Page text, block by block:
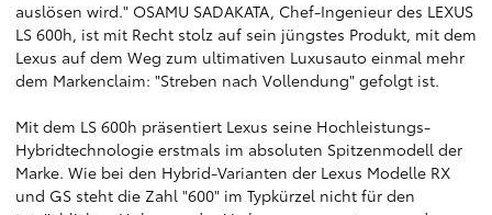
auslösen wird." OSAMU SADAKATA, Chef-Ingenieur des LEXUS
LS 600h, ist mit Recht stolz auf sein jüngstes Produkt, mit dem
Lexus auf dem Weg zum ultimativen Luxusauto einmal mehr
dem Markenclaim: "Streben nach Vollendung" gefolgt ist.
Mit dem LS 600h präsentiert Lexus seine Hochleistungs-
Hybridtechnologie erstmals im absoluten Spitzenmodell der
Marke. Wie bei den Hybrid-Varianten der Lexus Modelle RX
und GS steht die Zahl "600" im Typkürzel nicht für den